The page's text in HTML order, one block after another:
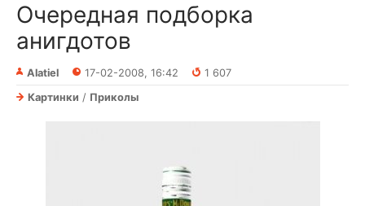
Очередная подборка
анигдотов
Alatiel 17-02-2008, 16:42
1 607
Картинки / Приколы